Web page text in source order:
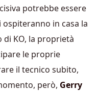
potrebbe essere
in casa la
di KO, la proprietà
le proprie
il tecnico subito,
però, Gerry